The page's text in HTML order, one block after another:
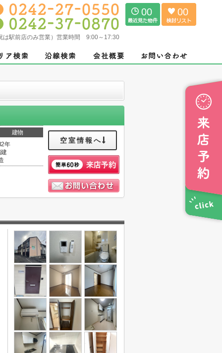
は駅前店のみ営業）営業時間 9:00～17:30
00 00
建物
年
建
空室情報へ